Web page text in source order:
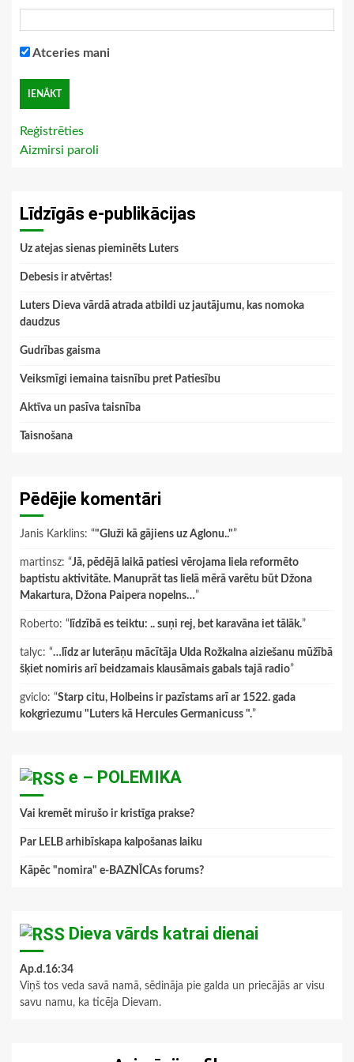
Atceries mani
Reģistrēties
Aizmirsi paroli
Līdzīgās e-publikācijas
Uz atejas sienas pieminēts Luters
Debesis ir atvērtas!
Luters Dieva vārdā atrada atbildi uz jautājumu, kas nomoka
daudzus
Gudrības gaisma
Veiksmīgi iemaina taisnību pret Patiesību
Aktīva un pasīva taisnība
Taisnošana
Pēdējie komentāri
Janis Karklins: “"Gluži kā gājiens uz Aglonu.."”
martinsz: “Jā, pēdējā laikā patiesi vērojama liela reformēto
baptistu aktivitāte. Manuprāt tas lielā mērā varētu būt Džona
Makartura, Džona Paipera nopelns…”
Roberto: “ līdzībā es teiktu: .. suņi rej, bet karavāna iet tālāk.”
talyc: “…līdz ar luterāņu mācītāja Ulda Rožkalna aiziešanu mūžībā
šķiet nomiris arī beidzamais klausāmais gabals tajā radio”
gviclo: “Starp citu, Holbeins ir pazīstams arī ar 1522. gada
kokgriezumu "Luters kā Hercules Germanicuss ".”
e – POLEMIKA
Vai kremēt mirušo ir kristīga prakse?
Par LELB arhibīskapa kalpošanas laiku
Kāpēc "nomira" e-BAZNĪCAs forums?
Dieva vārds katrai dienai
Ap.d.16:34
Viņš tos veda savā namā, sēdināja pie galda un priecājās ar visu
savu namu, ka ticēja Dievam.